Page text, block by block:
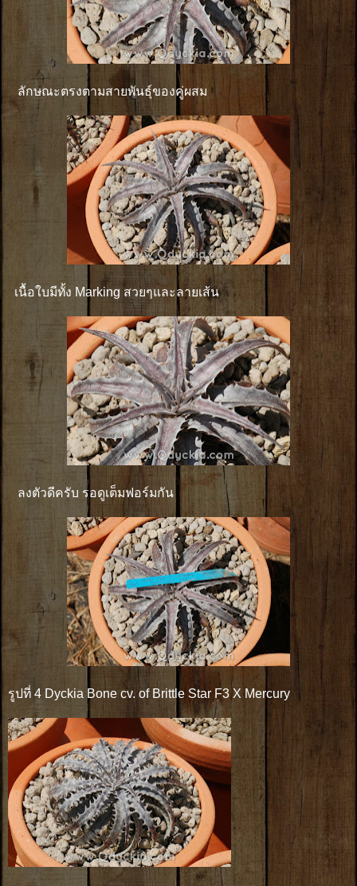
ลักษณะตรงตามสายพันธุ์ของคู่ผสม
เนื้อใบมีทั้ง Marking สวยๆและลายเส้น
ลงตัวดีครับ รอดูเต็มฟอร์มกัน
รูปที่ 4 Dyckia Bone cv. of Brittle Star F3 X Mercury